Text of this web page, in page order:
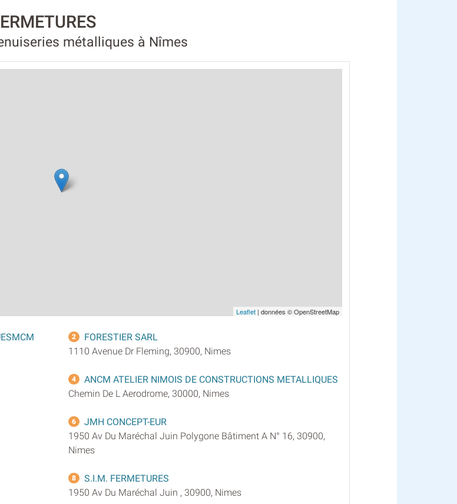
métalliques à Nîmes
Leaflet | données © OpenStreetMap
2
FORESTIER SARL
1110 Avenue Dr Fleming, 30900, Nimes
4
ANCM ATELIER NIMOIS DE CONSTRUCTIONS METALLIQUES
Chemin De L Aerodrome, 30000, Nimes
6
JMH CONCEPT-EUR
1950 Av Du Maréchal Juin Polygone Bâtiment A N° 16, 30900,
Nimes
8
S.I.M. FERMETURES
1950 Av Du Maréchal Juin , 30900, Nimes